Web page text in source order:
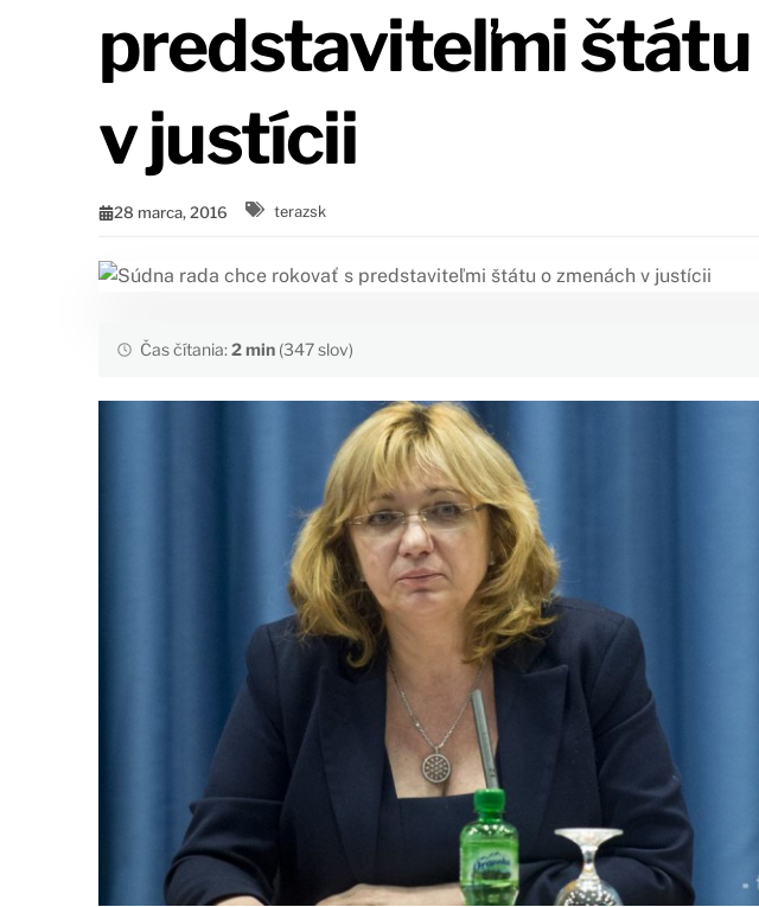
predstaviteľmi štátu
v justícii
28 marca, 2016 terazsk
Čas čítania:2 min(347 slov)